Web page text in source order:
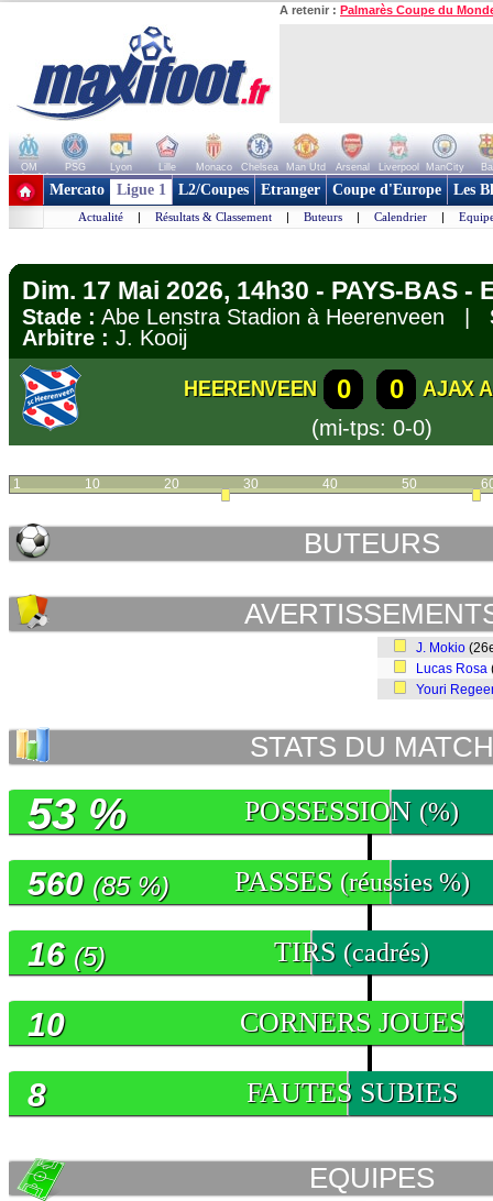
A retenir : Palmarès Coupe du
OM PSG Lyon Lille Monaco Chelsea Man Utd Arsenal Liverpool ManCity
+ de clubs
Mercato Ligue 1 L2/Coupes Etranger Coupe d'Europe Les
Actualité | Résultats & Classement | Buteurs | Calendrier |
Dim. 17 Mai 2026, 14h30 - PAYS-BAS -
Stade : Abe Lenstra Stadion à Heerenveen |
Arbitre : J. Kooij
HEERENVEEN 0 0
AJAX
(mi-tps: 0-0)
1 10 20 30 40 50
BUTEURS
J. Mokio
Lucas Rosa
Youri
STATS DU MATCH
POSSESSION (%)
53 %
PASSES (réussies %)
560 (85 %)
TIRS (cadrés)
16 (5)
CORNERS JOUES
10
FAUTES SUBIES
8
EQUIPES